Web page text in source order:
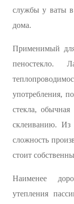
службы у ваты
дома.
Применимый
пеностекло.
употребления,
стекла,
склеиванию.
сложность
стоит
Наименее
утепления